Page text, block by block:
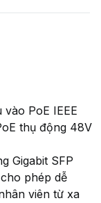
PoE IEEE
thụ động 48V
Gigabit SFP
phép dễ
viên từ xa